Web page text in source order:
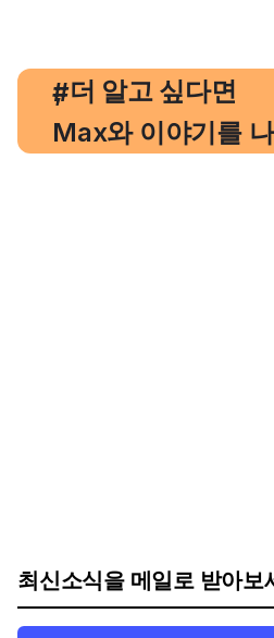
#
, 더 알고 싶다면
Max와 이야기를
최신소식을 메일로 받아보